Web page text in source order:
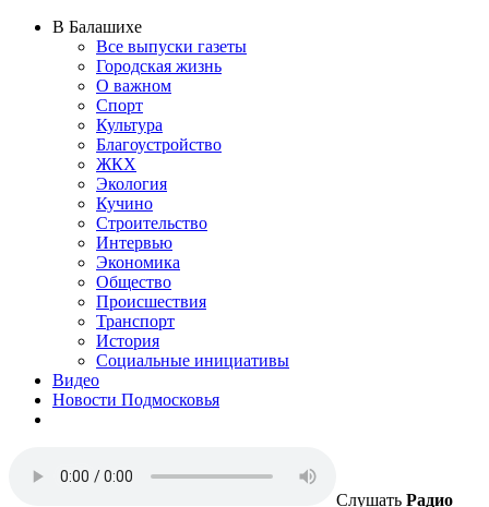
В Балашихе
Все выпуски газеты
Городская жизнь
О важном
Спорт
Культура
Благоустройство
ЖКХ
Экология
Кучино
Строительство
Интервью
Экономика
Общество
Происшествия
Транспорт
История
Социальные инициативы
Видео
Новости Подмосковья
Слушать Радио